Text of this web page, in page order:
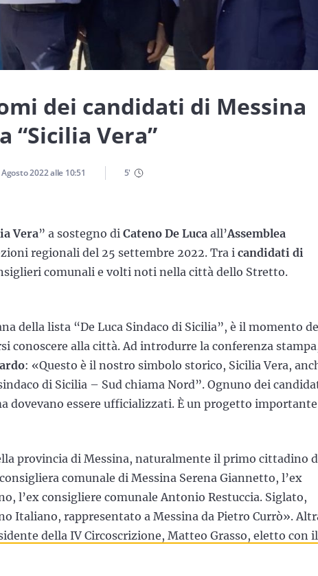
dei candidati di Messina
“Sicilia Vera”
Agosto 2022alle 10:51 5'
Vera” a sostegno di Cateno De Luca all’Assemblea
regionali del 25 settembre 2022. Tra i candidati di
comunali e volti noti nella città dello Stretto.
della lista “De Luca Sindaco di Sicilia”, è il momento
conoscere alla città. Ad introdurre la conferenza
: «Questo è il nostro simbolo storico, Sicilia Vera,
di Sicilia – Sud chiama Nord”. Ognuno dei
dovevano essere ufficializzati. È un progetto
provincia di Messina, naturalmente il primo cittadino
comunale di Messina Serena Giannetto, l’ex
l’ex consigliere comunale Antonio Restuccia. Siglato,
Italiano, rappresentato a Messina da Pietro Currò».
della IV Circoscrizione, Matteo Grasso, eletto con il